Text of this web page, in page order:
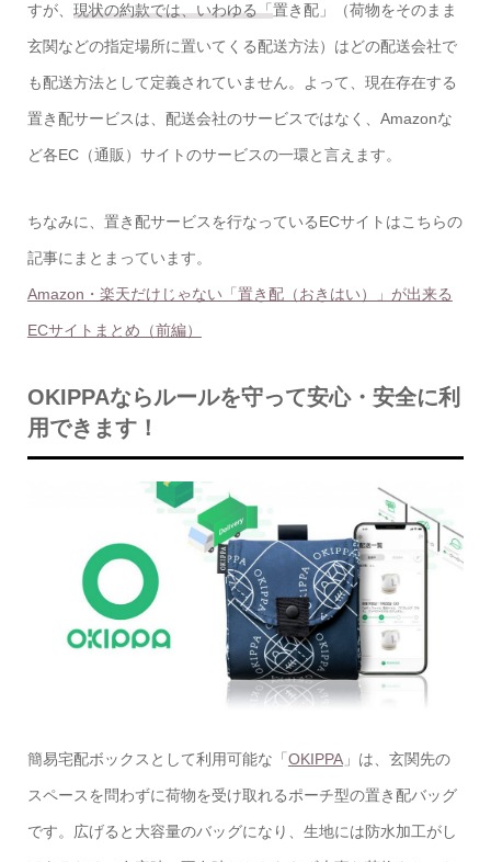
すが、 現状の約款では、いわゆる「置き配」（荷物をそのまま
玄関などの指定場所に置いてくる配送方法）はどの配送会社で
も配送方法として定義されていません。よって、 現在存在する
置き配サービスは、配送会社のサービスではなく、Amazonな
ど各EC（通販）サイトのサービスの一環と言えます。
ちなみに、 置き配サービスを行なっているECサイトはこちらの
記事にまとまっています。
Amazon・楽天だけじゃない「置き配（おきはい）」が出来る
ECサイトまとめ（前編）
OKIPPAならルールを守って安心・安全に利
用できます！
簡易宅配ボックスとして利用可能な「 OKIPPA」は、玄関先の
スペースを問わずに荷物を受け取れるポーチ型の置き配バッグ
です。広げると大容量のバッグになり、生地には防水加工がし